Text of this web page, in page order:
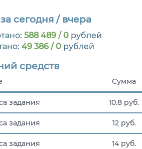
сегодня / вчера
588 489 / 0рублей
49 386 / 0 рублей
средств
Сумма
задания 10.8 руб.
задания 12 руб.
задания 14 руб.